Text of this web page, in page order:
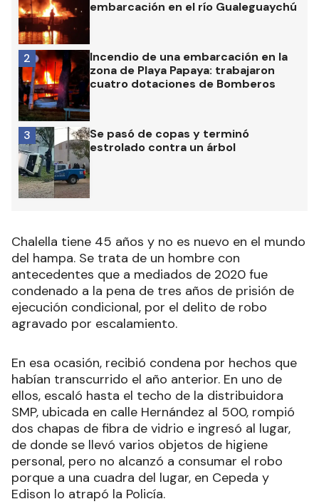
embarcación en el río Gualeguaychú
Incendio de una embarcación en la
zona de Playa Papaya: trabajaron
cuatro dotaciones de Bomberos
2
Se pasó de copas y terminó
estrolado contra un árbol
3
Chalella tiene 45 años y no es nuevo en el mundo
del hampa. Se trata de un hombre con
antecedentes que a mediados de 2020 fue
condenado a la pena de tres años de prisión de
ejecución condicional, por el delito de robo
agravado por escalamiento.
En esa ocasión, recibió condena por hechos que
habían transcurrido el año anterior. En uno de
ellos, escaló hasta el techo de la distribuidora
SMP, ubicada en calle Hernández al 500, rompió
dos chapas de fibra de vidrio e ingresó al lugar,
de donde se llevó varios objetos de higiene
personal, pero no alcanzó a consumar el robo
porque a una cuadra del lugar, en Cepeda y
Edison lo atrapó la Policía.